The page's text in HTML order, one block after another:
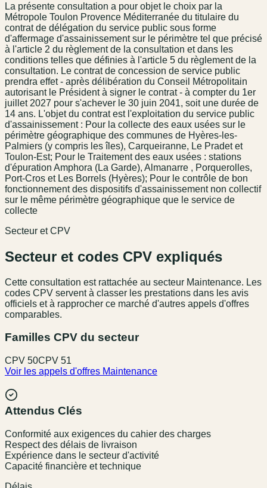
La présente consultation a pour objet le choix par la
Métropole Toulon Provence Méditerranée du titulaire du
contrat de délégation du service public sous forme
d'affermage d'assainissement sur le périmètre tel que précisé
à l'article 2 du règlement de la consultation et dans les
conditions telles que définies à l'article 5 du règlement de la
consultation. Le contrat de concession de service public
prendra effet - après délibération du Conseil Métropolitain
autorisant le Président à signer le contrat - à compter du 1er
juillet 2027 pour s'achever le 30 juin 2041, soit une durée de
14 ans. L'objet du contrat est l'exploitation du service public
d'assainissement : Pour la collecte des eaux usées sur le
périmètre géographique des communes de Hyères-les-
Palmiers (y compris les îles), Carqueiranne, Le Pradet et
Toulon-Est; Pour le Traitement des eaux usées : stations
d'épuration Amphora (La Garde), Almanarre , Porquerolles,
Port-Cros et Les Borrels (Hyères); Pour le contrôle de bon
fonctionnement des dispositifs d'assainissement non collectif
sur le même périmètre géographique que le service de
collecte
Secteur et CPV
Secteur et codes CPV expliqués
Cette consultation est rattachée au secteur Maintenance. Les
codes CPV servent à classer les prestations dans les avis
officiels et à rapprocher ce marché d'autres appels d'offres
comparables.
Familles CPV du secteur
CPV 50CPV 51
Voir les appels d'offres Maintenance
Attendus Clés
Conformité aux exigences du cahier des charges
Respect des délais de livraison
Expérience dans le secteur d'activité
Capacité financière et technique